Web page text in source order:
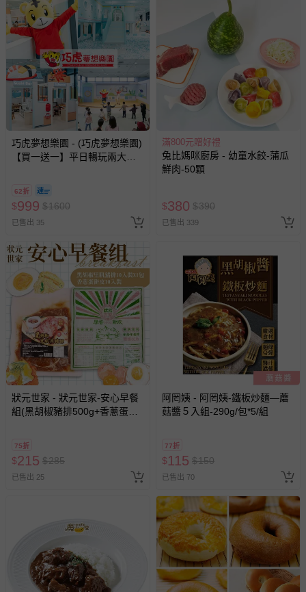
巧虎夢想樂園 - (巧虎夢想樂園)
【買一送一】平日暢玩兩大一
2026/10/16 正券逾期視同現金
券使用
62折
$999 $1600
已售出 35
滿800元贈好禮
兔比媽咪廚房 - 幼童水餃-蒲瓜
鮮肉-50顆
$380 $390
已售出 339
狀元世家 - 狀元世家-安心早餐
組(黑胡椒豬排500g+香蔥蛋餅
75折
$215 $285
已售出 25
阿罔姨 - 阿罔姨-鐵板炒麵—蘑
菇醬５入組-290g/包*5/組
77折
$115 $150
已售出 70